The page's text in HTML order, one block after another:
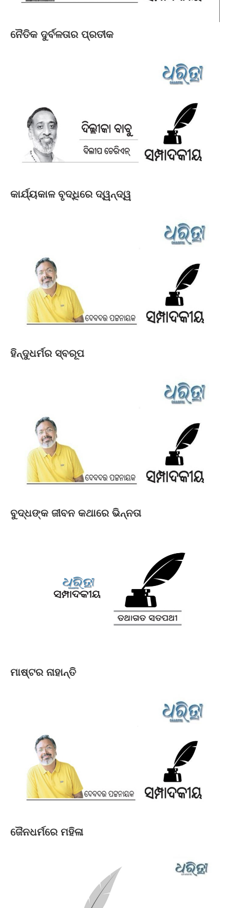
ନୈତିକ ଦୁର୍ବଳତାର ପ୍ରତୀକ
କାର୍ଯ୍ୟକାଳ ବୃଦ୍ଧିରେ ଦ୍ୱନ୍ଦ୍ୱ
ହିନ୍ଦୁଧର୍ମର ସ୍ବରୂପ
ବୁଦ୍ଧଙ୍କ ଜୀବନ କଥାରେ ଭିନ୍ନତା
ମାଷ୍ଟର ନାହାନ୍ତି
ଜୈନଧର୍ମରେ ମହିଳା